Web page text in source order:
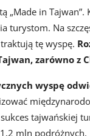
„Made in
turystom. Na
tę wyspę.
zarówno z
wyspę
tajwańskiej
mln podróżnych.